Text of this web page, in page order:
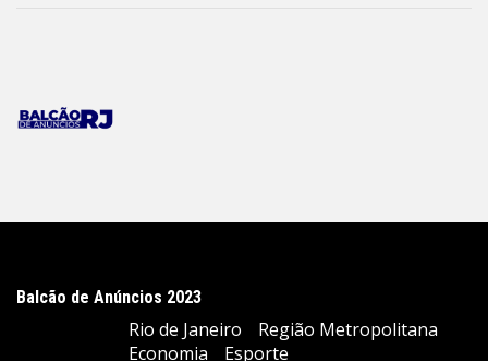
Balcão de Anúncios 2023
Rio de Janeiro
Região Metropolitana
Economia
Esporte